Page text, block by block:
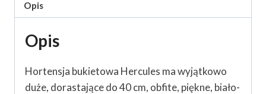
Opis
Opis
Hortensja bukietowa Hercules ma wyjątkowo
duże, dorastające do 40 cm, obfite, piękne, biało-